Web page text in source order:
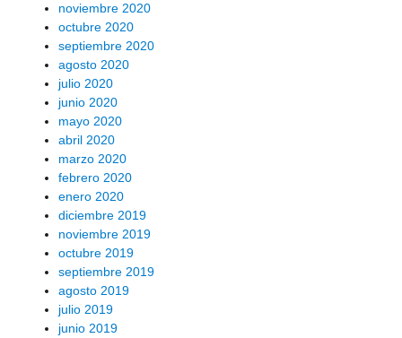
noviembre 2020
octubre 2020
septiembre 2020
agosto 2020
julio 2020
junio 2020
mayo 2020
abril 2020
marzo 2020
febrero 2020
enero 2020
diciembre 2019
noviembre 2019
octubre 2019
septiembre 2019
agosto 2019
julio 2019
junio 2019